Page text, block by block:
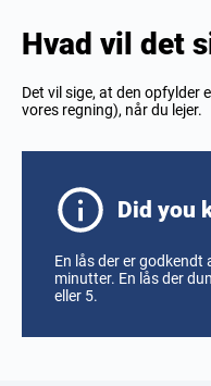
Hvad vil det
Det vil sige, at den opfylder
vores regning), når du lejer.
Did you
En lås der er
minutter. En lås der
eller 5.